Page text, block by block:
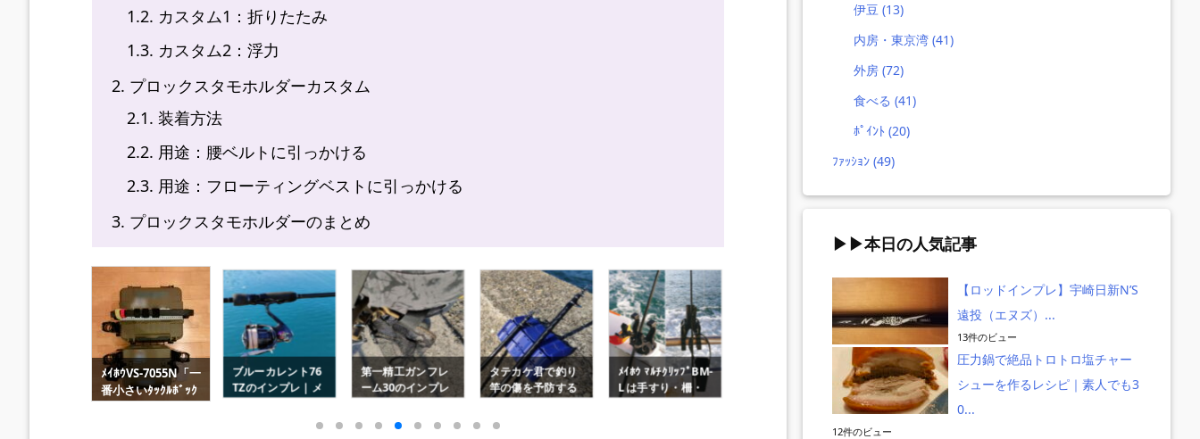
1.2. カスタム1：折りたたみ
1.3. カスタム2：浮力
2. プロックスタモホルダーカスタム
2.1. 装着方法
2.2. 用途：腰ベルトに引っかける
2.3. 用途：フローティングベストに引っかける
3. プロックスタモホルダーのまとめ
ブルーカレント76
TZのインプレ｜メ
バリング・カマ
第一精工ガンフレ
ーム30のインプレ
～テトラ・猫対策
ポロリ防止ランデ
タテカケ君で釣り
竿の傷を予防する
｜インプレ口コミ
レビュー（DAIW
ﾒｲﾎｳ ﾏﾙﾁｸﾘｯﾌﾟBM-
L は手すり・柵・
船べりの簡易ﾛｯﾄﾞ
ﾎﾙﾀﾞｰに最適
ﾊﾞｯｶﾆｱのｼﾞｬﾍﾞﾘﾝI
II｜長めのﾗﾝﾃﾞｨﾝ
ｸﾞﾈｯﾄ（5.0m）導
ｺﾞﾒｸｻｽのｼﾝｸﾞﾙﾊﾝ
ﾄﾞﾙ（LMY90-TB4
5）ｲﾝﾌﾟﾚ｜ｵﾌｼｮｱ
ｼﾞｷﾞﾝｸﾞのSW向け
ゴメクサスCJ35リ
ールハンドルでラ
000Sのイン
伊豆(13)
内房・東京湾(41)
外房(72)
食べる(41)
ﾎﾟｲﾝﾄ(20)
ﾌｧｯｼｮﾝ (49)
▶▶本日の人気記事
【ロッドインプレ】宇崎日新N’S
遠投（エヌズ）...
13件のビュー
圧力鍋で絶品トロトロ塩チャー
シューを作るレシピ｜素人でも3
0...
12件のビュー